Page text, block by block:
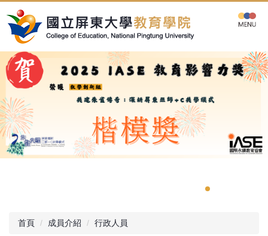
到
主
內
容
區
首頁 成員介紹 行政人員